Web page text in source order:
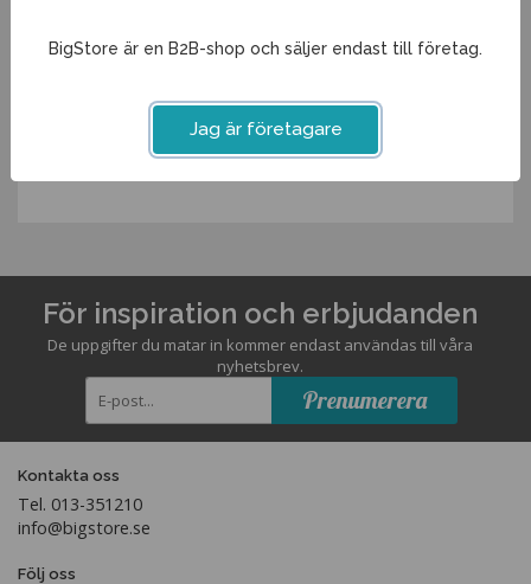
För inspiration och erbjudanden
De uppgifter du matar in kommer endast användas till våra
nyhetsbrev.
Prenumerera
Kontakta oss
Tel. 013-351210
info@bigstore.se
Följ oss
BigStore är en B2B-shop och säljer endast till företag.
Jag är företagare